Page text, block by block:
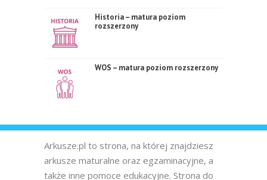
Historia – matura poziom
rozszerzony
WOS – matura poziom rozszerzony
Arkusze.pl to strona, na której znajdziesz
arkusze maturalne oraz egzaminacyjne, a
także inne pomoce edukacyjne. Strona do